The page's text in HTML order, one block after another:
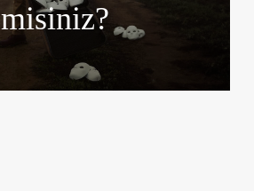
misiniz?